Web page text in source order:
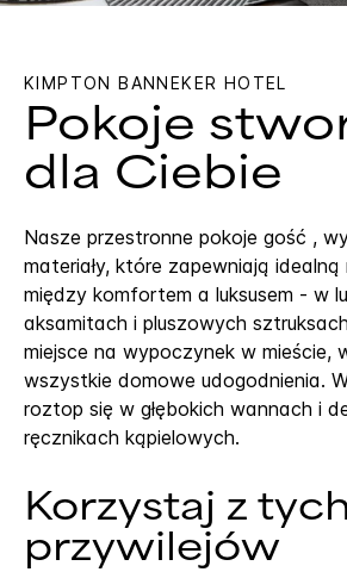
KIMPTON BANNEKER HOTEL
Pokoje
dla Ciebie
Nasze przestronne pokoje gość ,
materiały, które zapewniają
między komfortem a luksusem - w
aksamitach i pluszowych
miejsce na wypoczynek w mieście,
wszystkie domowe udogodnienia.
roztop się w głębokich wannach i
ręcznikach kąpielowych.
Korzystaj z tych
przywilejów